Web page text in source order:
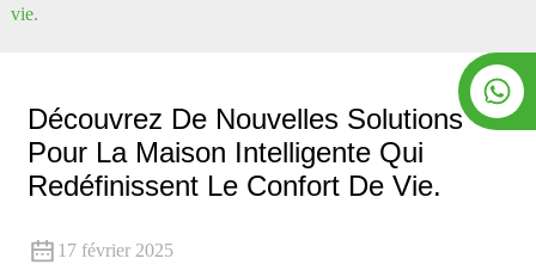
vie.
Découvrez De Nouvelles Solutions
Pour La Maison Intelligente Qui
Redéfinissent Le Confort De Vie.
17 février 2025